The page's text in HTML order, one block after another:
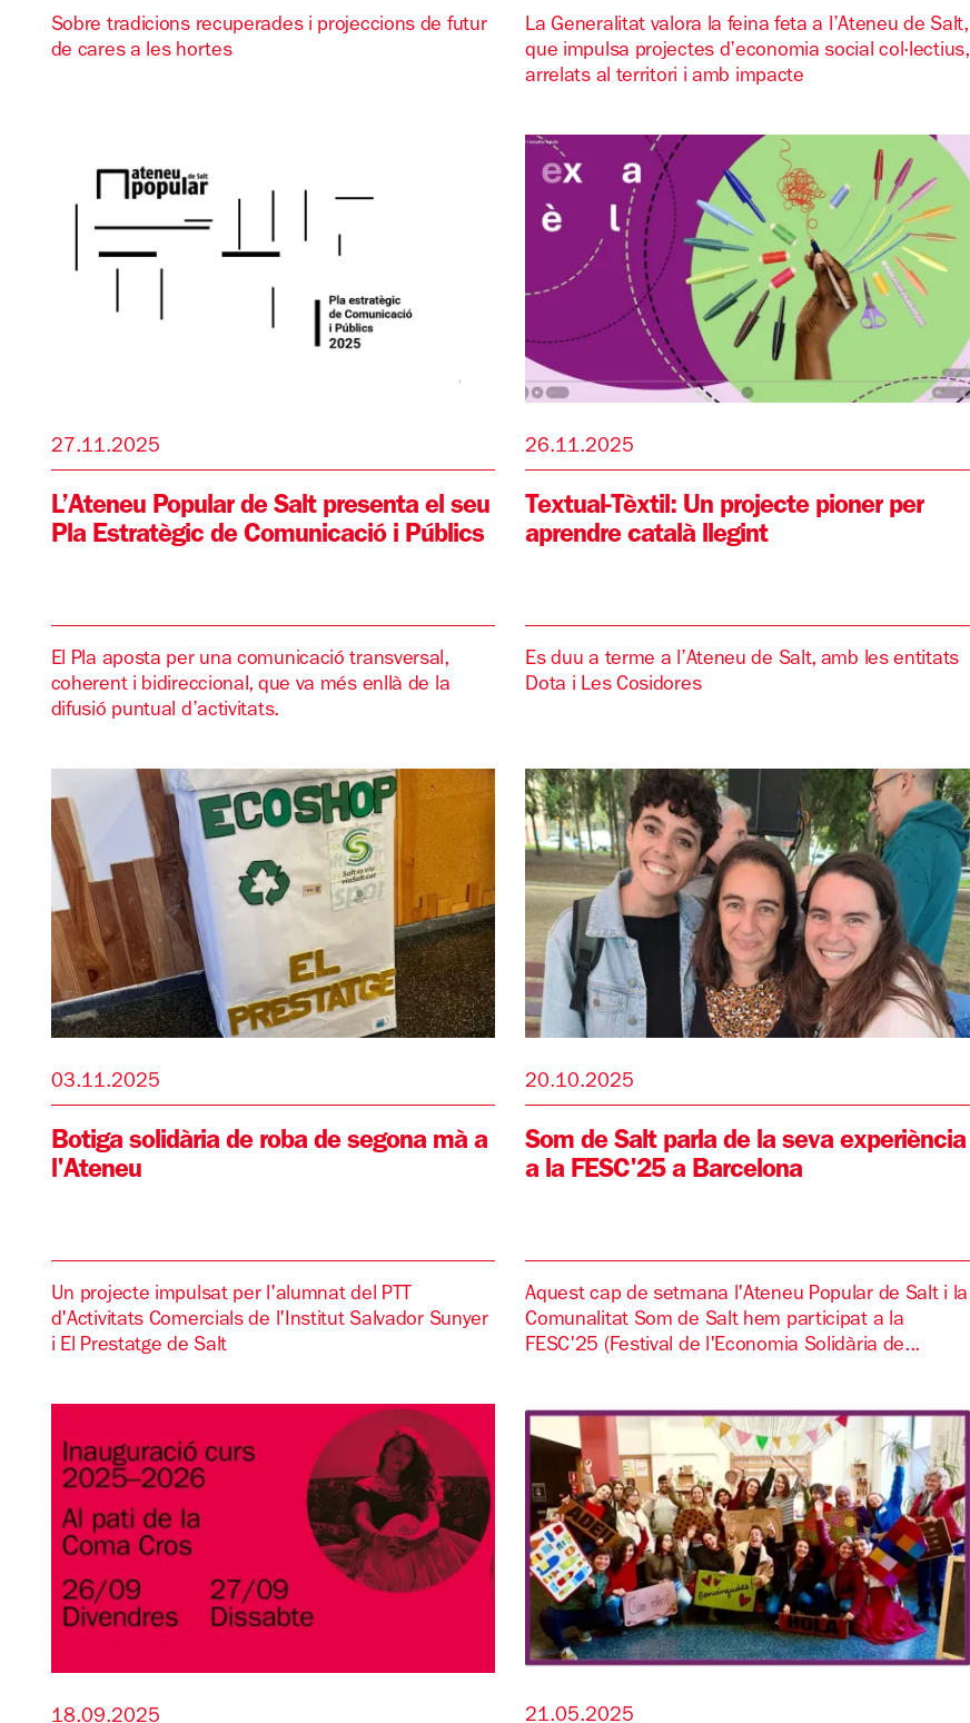
Sobre tradicions recuperades i projeccions de futur
de cares a les hortes
La Generalitat valora la feina feta a l’Ateneu de Salt,
que impulsa projectes d’economia social col·lectius,
arrelats al territori i amb impacte
27.11.2025
L’Ateneu Popular de Salt presenta el seu
Pla Estratègic de Comunicació i Públics
El Pla aposta per una comunicació transversal,
coherent i bidireccional, que va més enllà de la
difusió puntual d’activitats.
26.11.2025
Textual-Tèxtil: Un projecte pioner per
aprendre català llegint
Es duu a terme a l’Ateneu de Salt, amb les entitats
Dota i Les Cosidores
03.11.2025
Botiga solidària de roba de segona mà a
l'Ateneu
Un projecte impulsat per l'alumnat del PTT
d'Activitats Comercials de l'Institut Salvador Sunyer
i El Prestatge de Salt
20.10.2025
Som de Salt parla de la seva experiència
a la FESC'25 a Barcelona
Aquest cap de setmana l'Ateneu Popular de Salt i la
Comunalitat Som de Salt hem participat a la
FESC'25 (Festival de l'Economia Solidària de...
18.09.2025 21.05.2025